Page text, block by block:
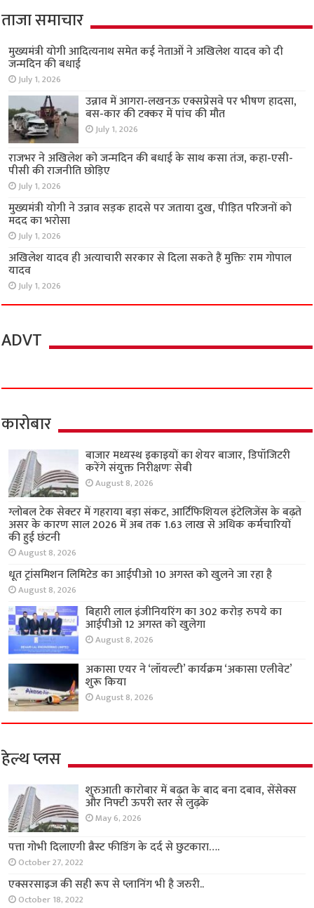
ताजा समाचार
मुख्यमंत्री योगी आदित्यनाथ समेत कई नेताओं ने अखिलेश यादव को दी
जन्मदिन की बधाई
July 1, 2026
उन्नाव में आगरा-लखनऊ एक्सप्रेसवे पर भीषण हादसा,
बस-कार की टक्कर में पांच की मौत
July 1, 2026
राजभर ने अखिलेश को जन्मदिन की बधाई के साथ कसा तंज, कहा-एसी-
पीसी की राजनीति छोड़िए
July 1, 2026
मुख्यमंत्री योगी ने उन्नाव सड़क हादसे पर जताया दुख, पीड़ित परिजनों को
मदद का भरोसा
July 1, 2026
अखिलेश यादव ही अत्याचारी सरकार से दिला सकते हैं मुक्तिः राम गोपाल
यादव
July 1, 2026
ADVT
कारोबार
बाजार मध्यस्थ इकाइयों का शेयर बाजार, डिपॉजिटरी
करेंगे संयुक्त निरीक्षणः सेबी
August 8, 2026
ग्लोबल टेक सेक्टर में गहराया बड़ा संकट, आर्टिफिशियल इंटेलिजेंस के बढ़ते
असर के कारण साल 2026 में अब तक 1.63 लाख से अधिक कर्मचारियों
की हुई छंटनी
August 8, 2026
धूत ट्रांसमिशन लिमिटेड का आईपीओ 10 अगस्त को खुलने जा रहा है
August 8, 2026
बिहारी लाल इंजीनियरिंग का 302 करोड़ रुपये का
आईपीओ 12 अगस्त को खुलेगा
August 8, 2026
अकासा एयर ने ‘लॉयल्टी’ कार्यक्रम ‘अकासा एलीवेट’
शुरू किया
August 8, 2026
हेल्थ प्लस
शुरुआती कारोबार में बढ़त के बाद बना दबाव, सेंसेक्स
और निफ्टी ऊपरी स्तर से लुढ़के
May 6, 2026
पत्ता गोभी दिलाएगी ब्रैस्ट फीडिंग के दर्द से छुटकारा….
October 27, 2022
एक्सरसाइज की सही रूप से प्लानिंग भी है जरुरी..
October 18, 2022